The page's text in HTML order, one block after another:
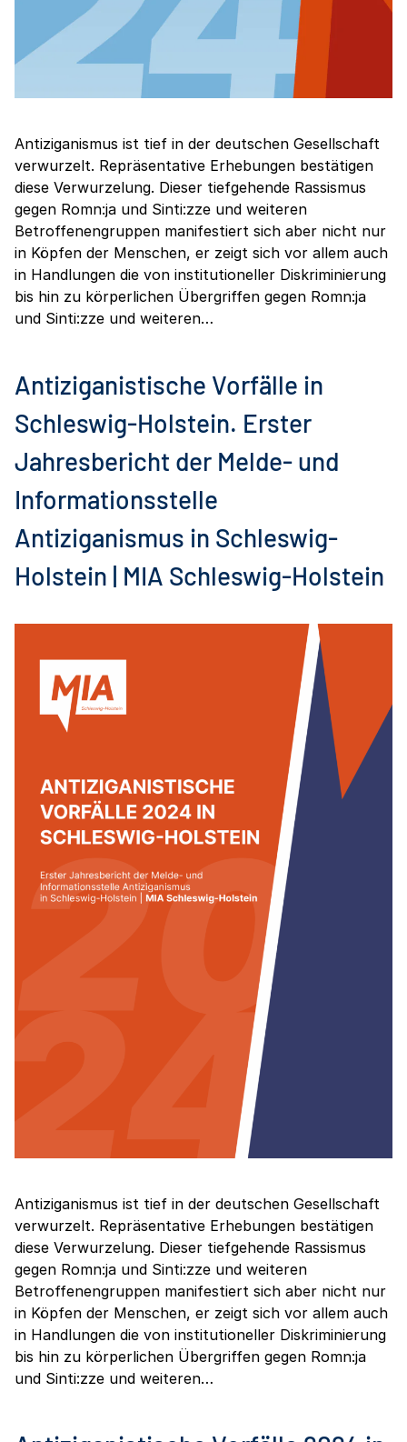
Antiziganismus ist tief in der deutschen Gesellschaft
verwurzelt. Repräsentative Erhebungen bestätigen
diese Verwurzelung. Dieser tiefgehende Rassismus
gegen Romn:ja und Sinti:zze und weiteren
Betroffenengruppen manifestiert sich aber nicht nur
in Köpfen der Menschen, er zeigt sich vor allem auch
in Handlungen die von institutioneller Diskriminierung
bis hin zu körperlichen Übergriffen gegen Romn:ja
und Sinti:zze und weiteren…
Antiziganistische Vorfälle in
Schleswig-Holstein. Erster
Jahresbericht der Melde- und
Informationsstelle
Antiziganismus in Schleswig-
Holstein | MIA Schleswig-Holstein
Antiziganismus ist tief in der deutschen Gesellschaft
verwurzelt. Repräsentative Erhebungen bestätigen
diese Verwurzelung. Dieser tiefgehende Rassismus
gegen Romn:ja und Sinti:zze und weiteren
Betroffenengruppen manifestiert sich aber nicht nur
in Köpfen der Menschen, er zeigt sich vor allem auch
in Handlungen die von institutioneller Diskriminierung
bis hin zu körperlichen Übergriffen gegen Romn:ja
und Sinti:zze und weiteren…